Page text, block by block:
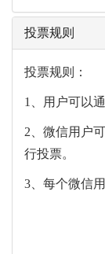
投票规则
投票规则：
1、用户可以
2、微信用户
行投票。
3、每个微信